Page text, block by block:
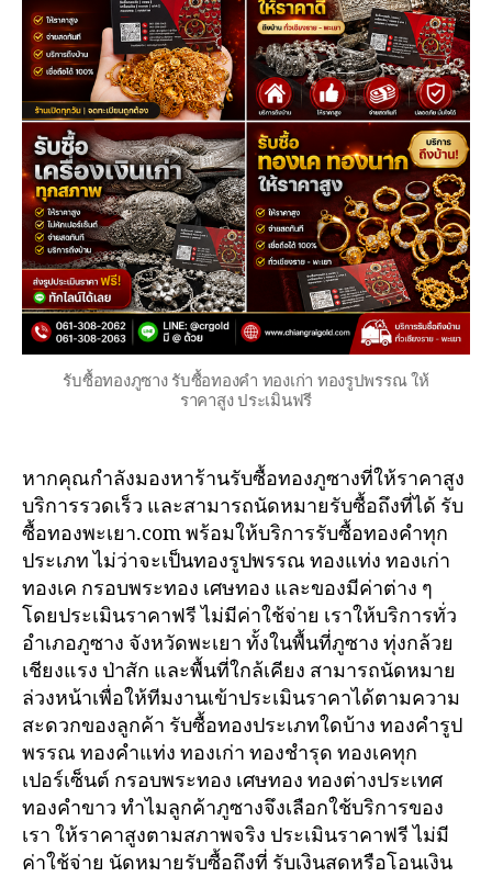
รับซื้อทองภูซาง รับซื้อทองคำ ทองเก่า ทองรูปพรรณ ให้
ราคาสูง ประเมินฟรี
หากคุณกำลังมองหาร้านรับซื้อทองภูซางที่ให้ราคาสูง
บริการรวดเร็ว และสามารถนัดหมายรับซื้อถึงที่ได้ รับ
ซื้อทองพะเยา.com พร้อมให้บริการรับซื้อทองคำทุก
ประเภท ไม่ว่าจะเป็นทองรูปพรรณ ทองแท่ง ทองเก่า
ทองเค กรอบพระทอง เศษทอง และของมีค่าต่าง ๆ
โดยประเมินราคาฟรี ไม่มีค่าใช้จ่าย เราให้บริการทั่ว
อำเภอภูซาง จังหวัดพะเยา ทั้งในพื้นที่ภูซาง ทุ่งกล้วย
เชียงแรง ป่าสัก และพื้นที่ใกล้เคียง สามารถนัดหมาย
ล่วงหน้าเพื่อให้ทีมงานเข้าประเมินราคาได้ตามความ
สะดวกของลูกค้า รับซื้อทองประเภทใดบ้าง ทองคำรูป
พรรณ ทองคำแท่ง ทองเก่า ทองชำรุด ทองเคทุก
เปอร์เซ็นต์ กรอบพระทอง เศษทอง ทองต่างประเทศ
ทองคำขาว ทำไมลูกค้าภูซางจึงเลือกใช้บริการของ
เรา ให้ราคาสูงตามสภาพจริง ประเมินราคาฟรี ไม่มี
ค่าใช้จ่าย นัดหมายรับซื้อถึงที่ รับเงินสดหรือโอนเงิน